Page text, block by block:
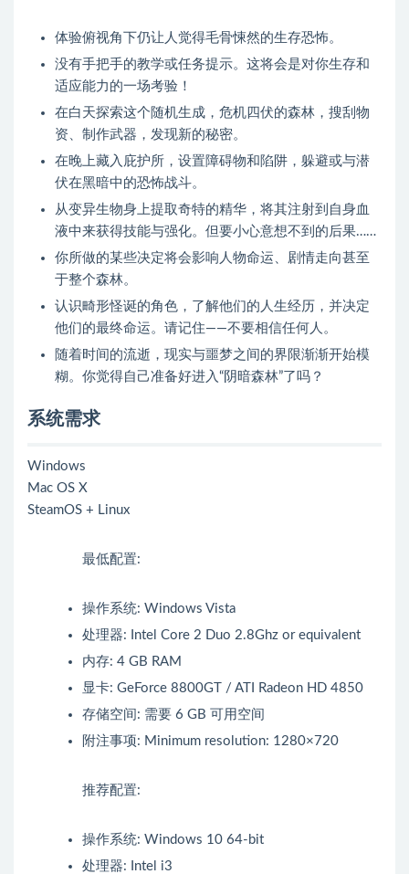
体验俯视角下仍让人觉得毛骨悚然的生存恐怖。
没有手把手的教学或任务提示。这将会是对你生存和
适应能力的一场考验！
在白天探索这个随机生成，危机四伏的森林，搜刮物
资、制作武器，发现新的秘密。
在晚上藏入庇护所，设置障碍物和陷阱，躲避或与潜
伏在黑暗中的恐怖战斗。
从变异生物身上提取奇特的精华，将其注射到自身血
液中来获得技能与强化。但要小心意想不到的后果……
你所做的某些决定将会影响人物命运、剧情走向甚至
于整个森林。
认识畸形怪诞的角色，了解他们的人生经历，并决定
他们的最终命运。请记住——不要相信任何人。
随着时间的流逝，现实与噩梦之间的界限渐渐开始模
糊。你觉得自己准备好进入“阴暗森林”了吗？
系统需求
Windows
Mac OS X
SteamOS + Linux
最低配置:
操作系统: Windows Vista
处理器: Intel Core 2 Duo 2.8Ghz or equivalent
内存: 4 GB RAM
显卡: GeForce 8800GT / ATI Radeon HD 4850
存储空间: 需要 6 GB 可用空间
附注事项: Minimum resolution: 1280×720
推荐配置:
操作系统: Windows 10 64-bit
处理器: Intel i3